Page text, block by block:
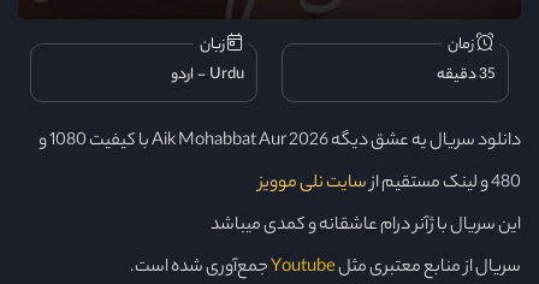
زمان
35 دقیقه
زبان
Urdu
اردو
دانلود سریال یه عشق دیگه Aik Mohabbat Aur 2026 با کیفیت 1080 و
480 و لینک مستقیم از
سایت نلی موویز
این سریال با ژآنر درام عاشقانه و کمدی میباشد
سریال از منابع معتبری مثلYoutubeجمع‌آوری شده است.